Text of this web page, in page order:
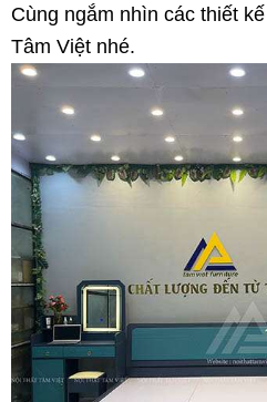
Cùng ngắm nhìn các thiết kế
Tâm Việt nhé.